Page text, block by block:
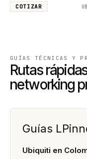
COTIZAR
GUÍAS TÉCNICAS Y
Rutas
networking
Guías
Ubiquiti en